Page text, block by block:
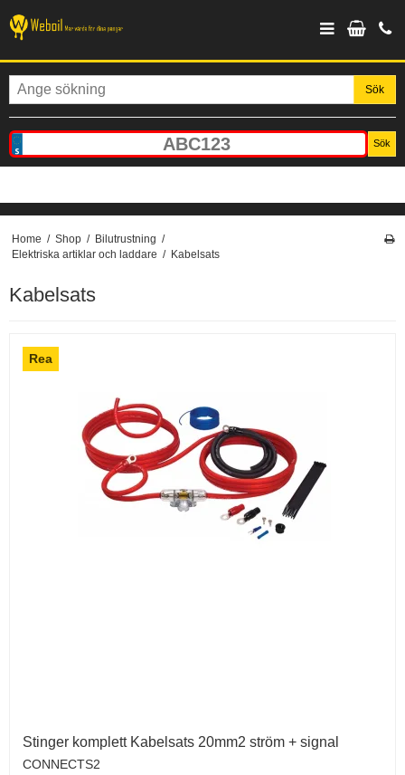
Sök
Sök
Home / Shop / Bilutrustning /
Elektriska artiklar och laddare / Kabelsats
Kabelsats
Rea
Stinger komplett Kabelsats 20mm2 ström + signal
CONNECTS2